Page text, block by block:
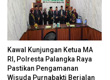
Kawal Kunjungan Ketua MA
RI, Polresta Palangka Raya
Pastikan Pengamanan
Wisuda Purnabakti Berjalan